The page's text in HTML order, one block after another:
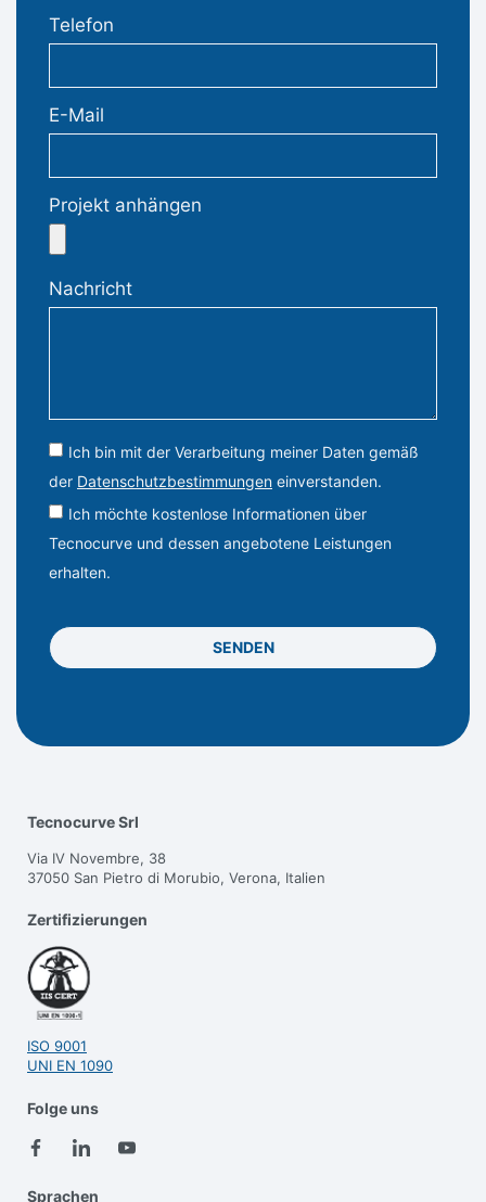
Telefon
E-Mail
Projekt anhängen
Nachricht
Ich bin mit der Verarbeitung meiner Daten gemäß
der Datenschutzbestimmungen einverstanden.
Ich möchte kostenlose Informationen über
Tecnocurve und dessen angebotene Leistungen
erhalten.
SENDEN
Tecnocurve Srl
Via IV Novembre, 38
37050 San Pietro di Morubio, Verona, Italien
Zertifizierungen
ISO 9001
UNI EN 1090
Folge uns
Sprachen